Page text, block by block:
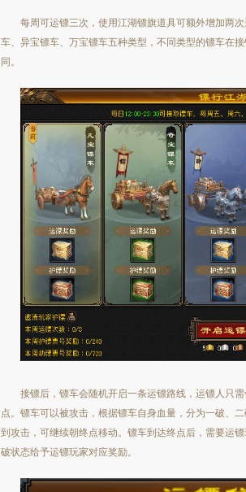
每周可运镖三次，使用江湖镖旗道具可额外增加两
车、异宝镖车、万宝镖车五种类型，不同类型的镖车在
同。
接镖后，镖车会随机开启一条运镖路线，运镖人只
点。镖车可以被攻击，根据镖车自身血量，分为一破、
到攻击，可继续朝终点移动。镖车到达终点后，需要运
破状态给予运镖玩家对应奖励。